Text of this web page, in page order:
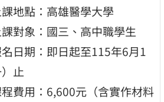
地點：高雄醫學大學
對象：國三、高中職學生
日期：即日起至115年6月1
止
費用：6,600元（含實作材料